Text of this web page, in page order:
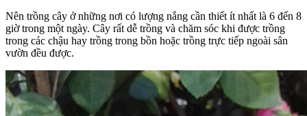
Nên trồng cây ở những nơi có lượng nắng cần thiết ít nhất là 6 đến 8
giờ trong một ngày. Cây rất dễ trồng và chăm sóc khi được trồng
trong các chậu hay trồng trong bồn hoặc trồng trực tiếp ngoài sân
vườn đều được.